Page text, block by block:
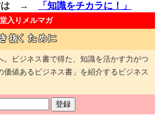
方は →
「知識をチカラに！」
入りメルマガ
ビジネス書で得た、知識を活かす力がつ
値あるビジネス書」を紹介するビジネス